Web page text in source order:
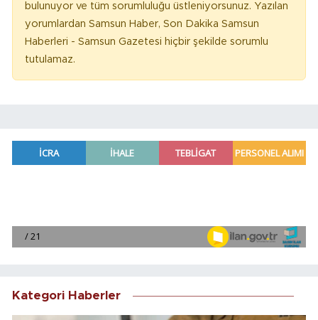
bulunuyor ve tüm sorumluluğu üstleniyorsunuz. Yazılan
yorumlardan Samsun Haber, Son Dakika Samsun
Haberleri - Samsun Gazetesi hiçbir şekilde sorumlu
tutulamaz.
Kategori Haberler